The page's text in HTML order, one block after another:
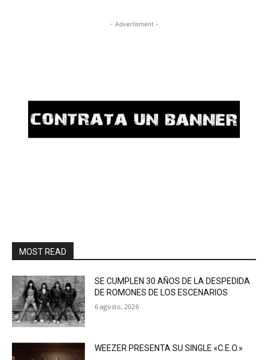
- Advertisment -
MOST READ
SE CUMPLEN 30 AÑOS DE LA DESPEDIDA
DE ROMONES DE LOS ESCENARIOS
6 agosto, 2026
WEEZER PRESENTA SU SINGLE «C.E.O.»